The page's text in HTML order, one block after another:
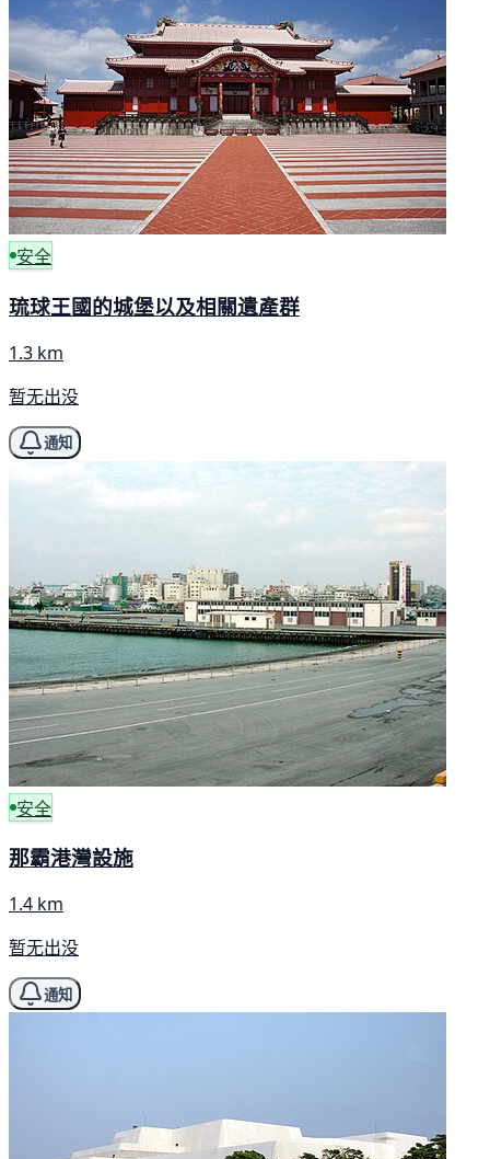
安全
琉球王國的城堡以及相關遺產群
1.3 km
暂无出没
通知
安全
那霸港灣設施
1.4 km
暂无出没
通知